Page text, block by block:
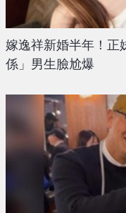
嫁逸祥新婚半年！正
係」男生臉尬爆